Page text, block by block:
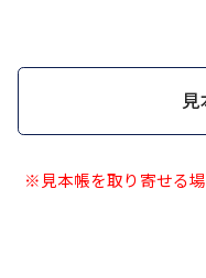
見
※見本帳を取り寄せる